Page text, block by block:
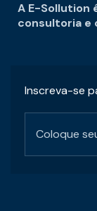
A E-Sollution
consultoria e
Inscreva-se